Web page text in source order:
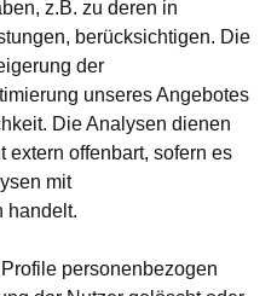
z.B. zu deren in
berücksichtigen. Die
der
unseres Angebotes
Die Analysen dienen
offenbart, sofern es
mit
handelt.
personenbezogen